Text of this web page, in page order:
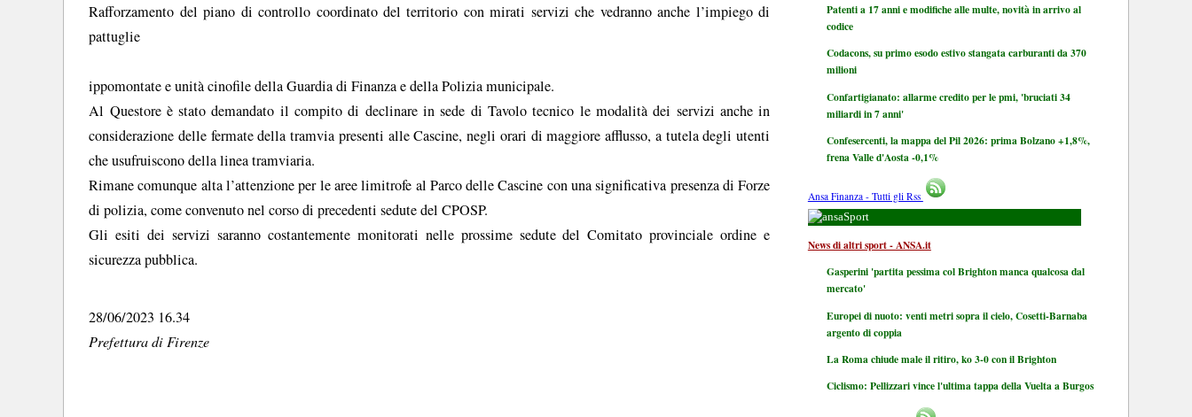
Rafforzamento del piano di controllo coordinato del territorio con mirati servizi che vedranno anche l’impiego di
pattuglie
ippomontate e unità cinofile della Guardia di Finanza e della Polizia municipale.
Al Questore è stato demandato il compito di declinare in sede di Tavolo tecnico le modalità dei servizi anche in
considerazione delle fermate della tramvia presenti alle Cascine, negli orari di maggiore afflusso, a tutela degli utenti
che usufruiscono della linea tramviaria.
Rimane comunque alta l’attenzione per le aree limitrofe al Parco delle Cascine con una significativa presenza di Forze
di polizia, come convenuto nel corso di precedenti sedute del CPOSP.
Gli esiti dei servizi saranno costantemente monitorati nelle prossime sedute del Comitato provinciale ordine e
sicurezza pubblica.
28/06/2023 16.34
Prefettura di Firenze
Patenti a 17 anni e modifiche alle multe, novità in arrivo al
codice
Codacons, su primo esodo estivo stangata carburanti da 370
milioni
Confartigianato: allarme credito per le pmi, 'bruciati 34
miliardi in 7 anni'
Confesercenti, la mappa del Pil 2026: prima Bolzano +1,8%,
frena Valle d'Aosta -0,1%
Ansa Finanza - Tutti gli Rss
Sport
News di altri sport - ANSA.it
Gasperini 'partita pessima col Brighton manca qualcosa dal
mercato'
Europei di nuoto: venti metri sopra il cielo, Cosetti-Barnaba
argento di coppia
La Roma chiude male il ritiro, ko 3-0 con il Brighton
Ciclismo: Pellizzari vince l'ultima tappa della Vuelta a Burgos